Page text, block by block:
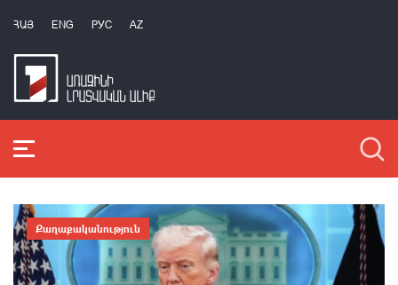
ՀԱՅ ENG РУС AZ
Քաղաքականություն